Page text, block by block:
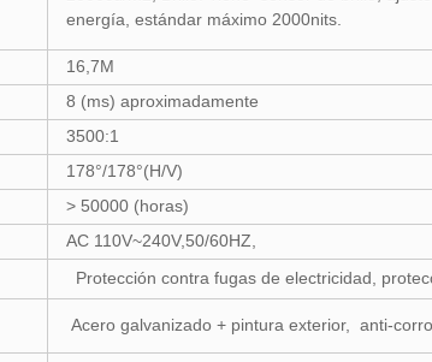
energía, estándar máximo 2000nits.
16,7M
8 (ms) aproximadamente
3500:1
178°/178°(H/V)
> 50000 (horas)
AC 110V~240V,50/60HZ,
Protección contra fugas de electricidad,
Acero galvanizado + pintura exterior, anti-